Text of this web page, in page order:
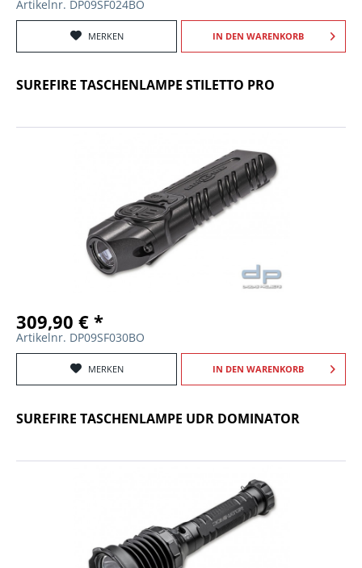
Artikelnr. DP09SF024BO
MERKEN IN DEN WARENKORB
SUREFIRE TASCHENLAMPE STILETTO PRO
309,90 € *
Artikelnr. DP09SF030BO
MERKEN IN DEN WARENKORB
SUREFIRE TASCHENLAMPE UDR DOMINATOR